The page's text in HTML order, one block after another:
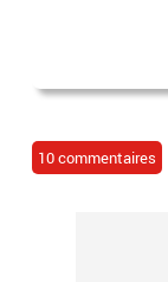
10 commentaires